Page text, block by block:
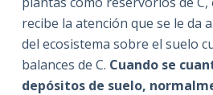
recibe la atención que se le da
del ecosistema sobre el suelo
balances de C. Cuando se
depósitos de suelo,